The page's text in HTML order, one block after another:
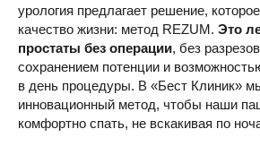
урология предлагает решение,
качество жизни: метод REZUM. Это
простаты без операции, без
сохранением потенции и
в день процедуры. В «Бест Клиник»
инновационный метод, чтобы наши
комфортно спать, не вскакивая по